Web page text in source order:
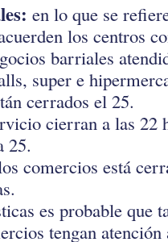
en lo que se
los centros
barriales
super e
cerrados el 25.
cierran a las 22
25.
comercios está
es probable que
tengan